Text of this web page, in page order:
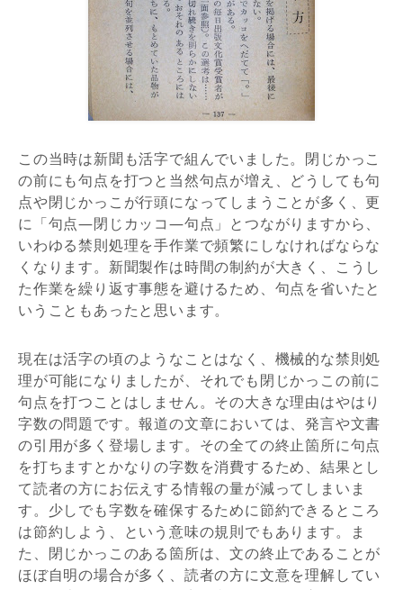
この当時は新聞も活字で組んでいました。閉じかっこ
の前にも句点を打つと当然句点が増え、どうしても句
点や閉じかっこが行頭になってしまうことが多く、更
に「句点―閉じカッコ―句点」とつながりますから、
いわゆる禁則処理を手作業で頻繁にしなければならな
くなります。新聞製作は時間の制約が大きく、こうし
た作業を繰り返す事態を避けるため、句点を省いたと
いうこともあったと思います。
現在は活字の頃のようなことはなく、機械的な禁則処
理が可能になりましたが、それでも閉じかっこの前に
句点を打つことはしません。その大きな理由はやはり
字数の問題です。報道の文章においては、発言や文書
の引用が多く登場します。その全ての終止箇所に句点
を打ちますとかなりの字数を消費するため、結果とし
て読者の方にお伝えする情報の量が減ってしまいま
す。少しでも字数を確保するために節約できるところ
は節約しよう、という意味の規則でもあります。ま
た、閉じかっこのある箇所は、文の終止であることが
ほぼ自明の場合が多く、読者の方に文意を理解してい